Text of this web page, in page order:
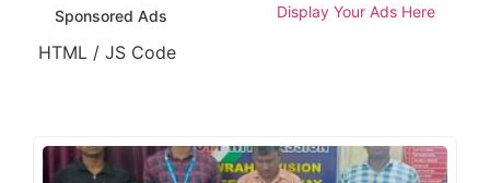
Sponsored Ads Display Your Ads Here
HTML / JS Code